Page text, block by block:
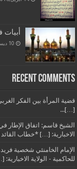
10 ديسمبر,2017
Recent Comments
قضية المرأة بين الفكر
[…]...
الشيخ قاسم: اتفاق الإطار
الاخبارية: […] *خطاب
الإمام الخامنئي شخصية
للحاكمية - الولاية